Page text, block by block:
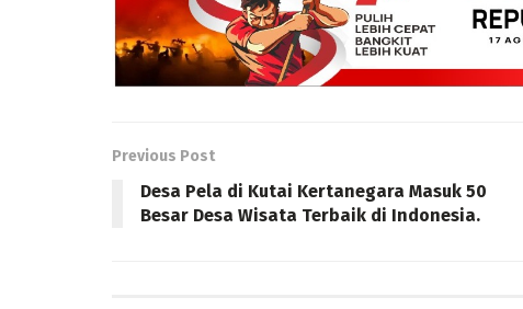
Previous Post
Desa Pela di Kutai Kertanegara Masuk 50
Besar Desa Wisata Terbaik di Indonesia.